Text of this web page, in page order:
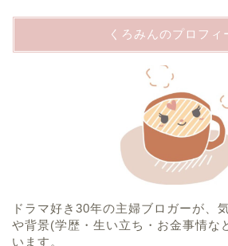
くろみんのプロフィ
ドラマ好き30年の主婦ブロガーが、
や背景(学歴・生い立ち・お金事情な
います。
プ